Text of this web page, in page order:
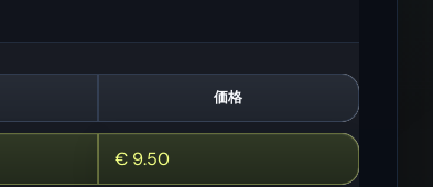
ークティック
ジング
ラズベリー スイカ /
ジェシュアン
価格
€9.50